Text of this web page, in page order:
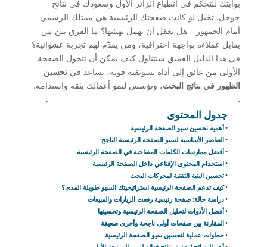
بوابتك للتحكم في انطباع الزائر الأول وصعودك في نتائح
جوجل. تخيل لو كانت صفحتك الرئيسية هي ممثلك الرسمي
أمام الجمهور – هل يعقل أن تهمل تهيئتها؟ ما الفرق بين من
يقابل عملاءه بواجهة احترافية، ومن يقدّم لهم تجربة عشوائية؟
في هذا الدليل العميق سنتناول كيف يمكن أن تتحول الصفحة
الأولى من عائق إلى أداة تسويقية قوية، تساعد في تحسين
الظهور في نتائج البحث، وتؤسس لنمو أعمالك بثقة واستدامة.
جدول المحتوى
أهمية تحسين سيو الصفحة الرئيسية
العناصر الأساسية لسيو الصفحة الرئيسية الناجح
أفضل ممارسات الكلمات المفتاحية في الصفحة الرئيسية
استخدام المحتوى الإقناعي داخل الصفحة الرئيسية
تحسين البنية التقنية لمحركات البحث
كيف تدعم الصفحة الرئيسية استراتيجيتك السيو طويلة المدى؟
دراسة حالة: صفحة رئيسية رفعت الزيارات والمبيعات
أفضل الأدوات لتحليل الصفحة الرئيسية وتحسينها
المقارنة بين صفحات أولى ناجحة وأخرى ضعيفة
خطوات عملية لتحسين سيو الصفحة الرئيسية